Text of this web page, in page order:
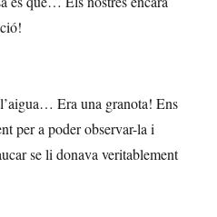
Era una granota! Ens
per a poder observar-la i
se li donava veritablement